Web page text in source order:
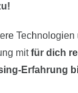
Die
mitfür dich
Erfahrung